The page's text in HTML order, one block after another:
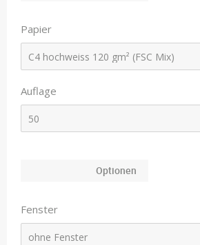
Papier
Auflage
Optionen
Fenster